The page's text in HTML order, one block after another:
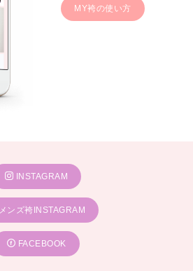
MY袴の使い方
INSTAGRAM
メンズ袴INSTAGRAM
FACEBOOK